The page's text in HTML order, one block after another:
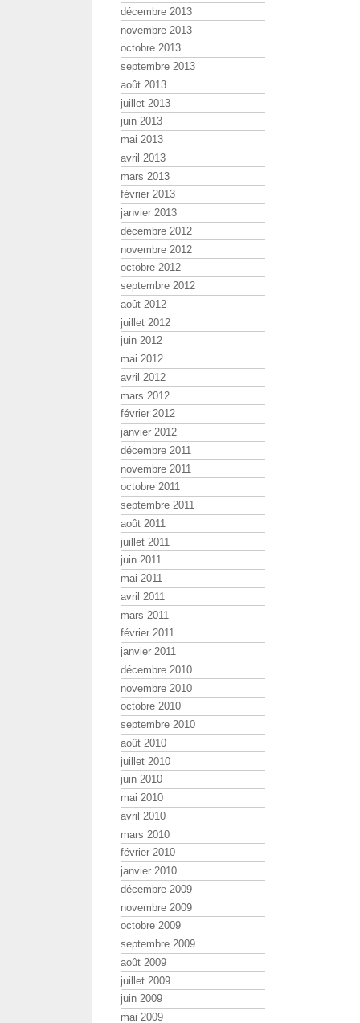
décembre 2013
novembre 2013
octobre 2013
septembre 2013
août 2013
juillet 2013
juin 2013
mai 2013
avril 2013
mars 2013
février 2013
janvier 2013
décembre 2012
novembre 2012
octobre 2012
septembre 2012
août 2012
juillet 2012
juin 2012
mai 2012
avril 2012
mars 2012
février 2012
janvier 2012
décembre 2011
novembre 2011
octobre 2011
septembre 2011
août 2011
juillet 2011
juin 2011
mai 2011
avril 2011
mars 2011
février 2011
janvier 2011
décembre 2010
novembre 2010
octobre 2010
septembre 2010
août 2010
juillet 2010
juin 2010
mai 2010
avril 2010
mars 2010
février 2010
janvier 2010
décembre 2009
novembre 2009
octobre 2009
septembre 2009
août 2009
juillet 2009
juin 2009
mai 2009